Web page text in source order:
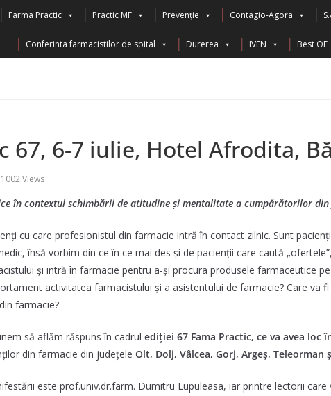
Farma Practic Practic MF Prevenție Contagio-Agora
Conferinta farmacistilor de spital Durerea IVEN Best OF
67, 6-7 iulie, Hotel Afrodita,
1002 Views
în contextul schimbării de atitudine și mentalitate a cumpărătorilor
cu care profesionistul din farmacie intră în contact zilnic. Sunt
însă vorbim din ce în ce mai des și de pacienții care caută
și intră în farmacie pentru a-și procura produsele farmaceutice
activitatea farmacistului și a asistentului de farmacie? Care
farmacie?
să aflăm răspuns în cadrul ediției 67 Fama Practic, ce va avea
din farmacie din județele Olt, Dolj, Vâlcea, Gorj, Argeș, Teleorman
este prof.univ.dr.farm. Dumitru Lupuleasa, iar printre lectorii